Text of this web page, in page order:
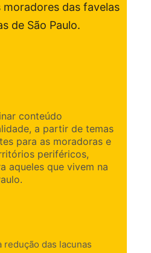
das favelas
de São Paulo.
conteúdo
a partir de temas
para as moradoras e
periféricos,
aqueles que vivem na
redução das lacunas